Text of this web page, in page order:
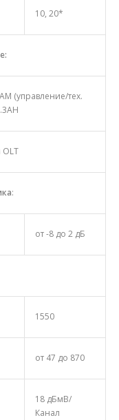
10, 20*
(управление/тех.
:
от -8 до 2 дБ
1550
от 47 до 870
18 дБмВ/
Канал